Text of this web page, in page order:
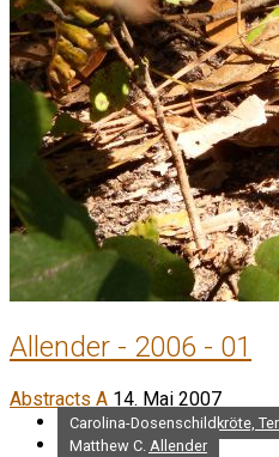
Allender - 2006 - 01
Abstracts A 14. Mai 2007
Carolina-Dosenschildkröte,
Matthew C. Allender